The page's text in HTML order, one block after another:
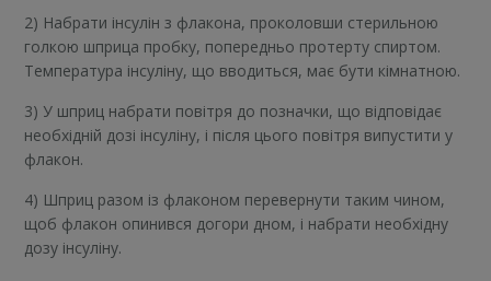
2) Набрати інсулін з флакона, проколовши стерильною
голкою шприца пробку, попередньо протерту спиртом.
Температура інсуліну, що вводиться, має бути кімнатною.
3) У шприц набрати повітря до позначки, що відповідає
необхідній дозі інсуліну, і після цього повітря випустити у
флакон.
4) Шприц разом із флаконом перевернути таким чином,
щоб флакон опинився догори дном, і набрати необхідну
дозу інсуліну.